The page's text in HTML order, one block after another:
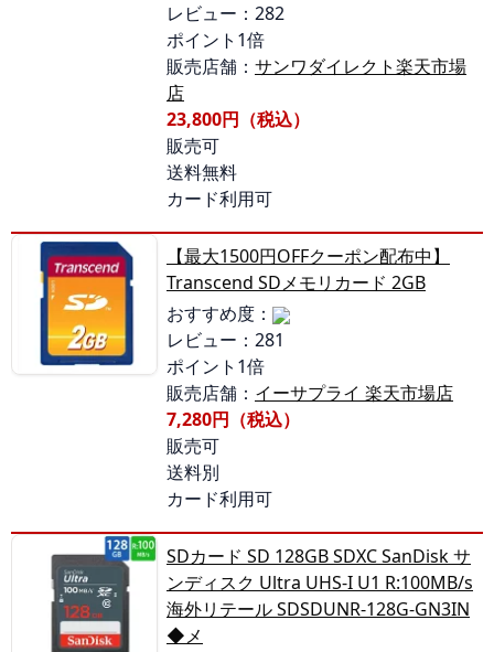
レビュー：282
ポイント1倍
販売店舗： サンワダイレクト楽天市場
店
23,800円（税込）
販売可
送料無料
カード利用可
【最大1500円OFFクーポン配布中】
Transcend SDメモリカード 2GB
おすすめ度：
レビュー：281
ポイント1倍
販売店舗： イーサプライ 楽天市場店
7,280円（税込）
販売可
送料別
カード利用可
SDカード SD 128GB SDXC SanDisk サ
ンディスク Ultra UHS-I U1 R:100MB/s
海外リテール SDSDUNR-128G-GN3IN
◆メ